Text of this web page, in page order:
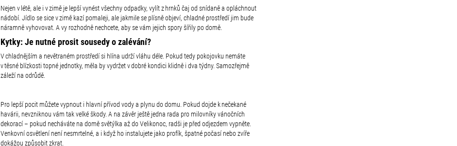
Nejen v létě, ale i v zimě je lepší vynést všechny odpadky, vylít z hrnků čaj od snídaně a opláchnout
nádobí. Jídlo se sice v zimě kazí pomaleji, ale jakmile se plísně objeví, chladné prostředí jim bude
náramně vyhovovat. A vy rozhodně nechcete, aby se vám jejich spory šířily po domě.
Kytky: Je nutné prosit sousedy o zalévání?
V chladnějším a nevětraném prostředí si hlína udrží vláhu déle. Pokud tedy pokojovku nemáte
v těsné blízkosti topné jednotky, měla by vydržet v dobré kondici klidně i dva týdny. Samozřejmě
záleží na odrůdě.
Pro lepší pocit můžete vypnout i hlavní přívod vody a plynu do domu. Pokud dojde k nečekané
havárii, nevzniknou vám tak velké škody. A na závěr ještě jedna rada pro milovníky vánočních
dekorací – pokud necháváte na domě světýlka až do Velikonoc, radši je před odjezdem vypněte.
Venkovní osvětlení není nesmrtelné, a i když ho instalujete jako profík, špatné počasí nebo zvíře
dokážou způsobit zkrat.